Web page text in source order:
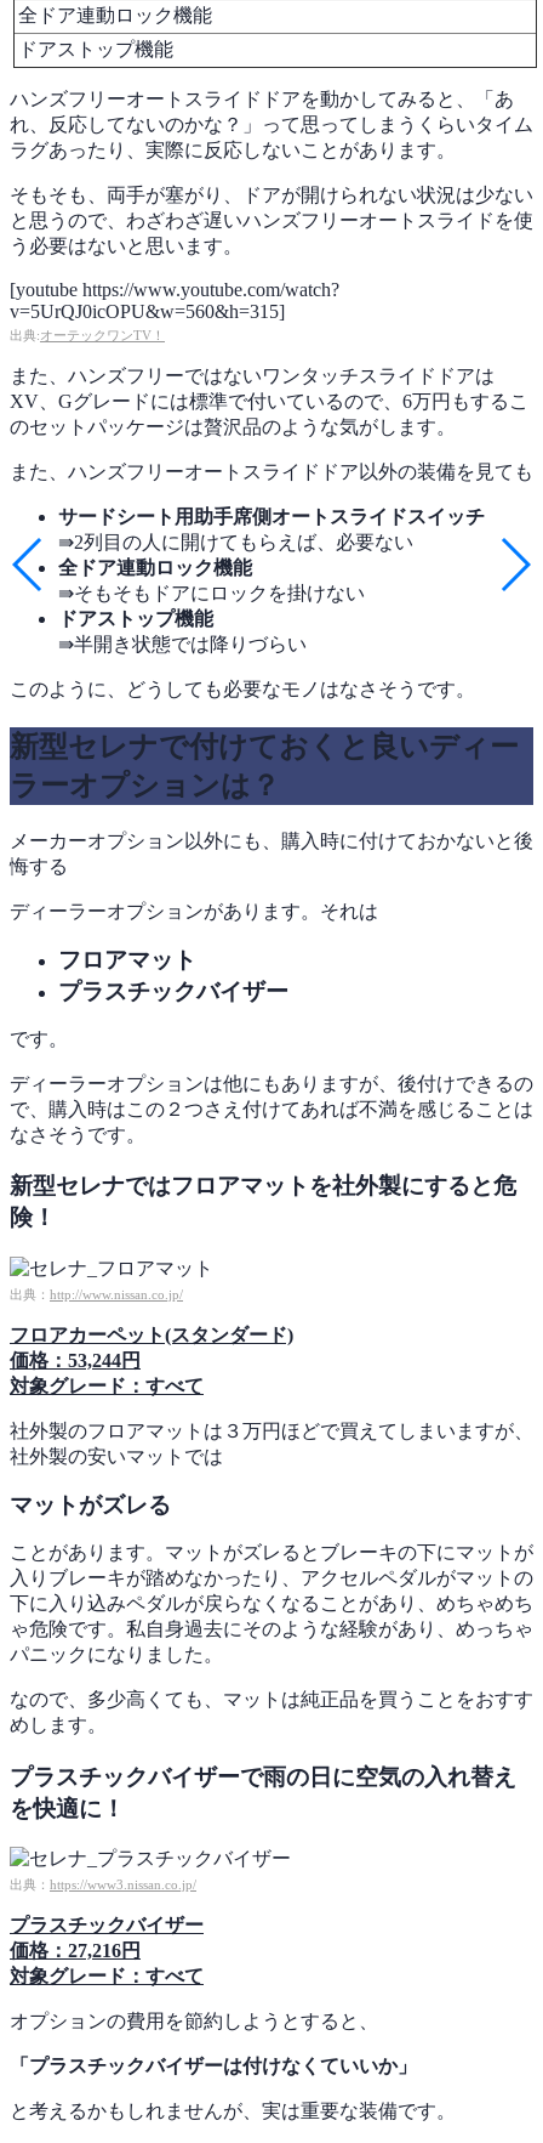
全ドア連動ロック機能
ドアストップ機能
ハンズフリーオートスライドドアを動かしてみると、「あ
れ、反応してないのかな？」って思ってしまうくらいタイム
ラグあったり、実際に反応しないことがあります。
そもそも、両手が塞がり、ドアが開けられない状況は少ない
と思うので、わざわざ遅いハンズフリーオートスライドを使
う必要はないと思います。
[youtube https://www.youtube.com/watch?
v=5UrQJ0icOPU&w=560&h=315]
出典:オーテックワンTV！
また、ハンズフリーではないワンタッチスライドドアは
XV、Gグレードには標準で付いているので、6万円もするこ
のセットパッケージは贅沢品のような気がします。
また、ハンズフリーオートスライドドア以外の装備を見ても
サードシート用助手席側オートスライドスイッチ
⇛2列目の人に開けてもらえば、必要ない
全ドア連動ロック機能
⇛そもそもドアにロックを掛けない
ドアストップ機能
⇛半開き状態では降りづらい
このように、どうしても必要なモノはなさそうです。
新型セレナで付けておくと良いディー
ラーオプションは？
メーカーオプション以外にも、購入時に付けておかないと後
悔する
ディーラーオプションがあります。それは
フロアマット
プラスチックバイザー
です。
ディーラーオプションは他にもありますが、後付けできるの
で、購入時はこの２つさえ付けてあれば不満を感じることは
なさそうです。
新型セレナではフロアマットを社外製にすると危
険！
出典： http://www.nissan.co.jp/
フロアカーペット(スタンダード)
価格：53,244円
対象グレード：すべて
社外製のフロアマットは３万円ほどで買えてしまいますが、
社外製の安いマットでは
マットがズレる
ことがあります。マットがズレるとブレーキの下にマットが
入りブレーキが踏めなかったり、アクセルペダルがマットの
下に入り込みペダルが戻らなくなることがあり、めちゃめち
ゃ危険です。私自身過去にそのような経験があり、めっちゃ
パニックになりました。
なので、多少高くても、マットは純正品を買うことをおすす
めします。
プラスチックバイザーで雨の日に空気の入れ替え
を快適に！
出典： https://www3.nissan.co.jp/
プラスチックバイザー
価格：27,216円
対象グレード：すべて
オプションの費用を節約しようとすると、
「プラスチックバイザーは付けなくていいか」
と考えるかもしれませんが、実は重要な装備です。